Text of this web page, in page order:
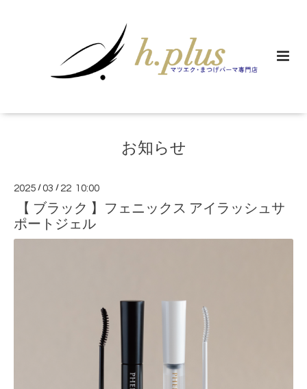
お知らせ
2025 /03 / 22 10:00
【 ブラック 】フェニックス アイラッシュサ
ポートジェル